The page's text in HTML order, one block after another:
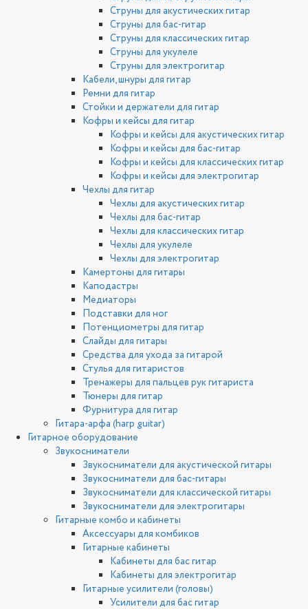
Струны для акустических гитар
Струны для бас-гитар
Струны для классических гитар
Струны для укулеле
Струны для электрогитар
Кабели, шнуры для гитар
Ремни для гитар
Стойки и держатели для гитар
Кофры и кейсы для гитар
Кофры и кейсы для акустических гитар
Кофры и кейсы для бас-гитар
Кофры и кейсы для классических гитар
Кофры и кейсы для электрогитар
Чехлы для гитар
Чехлы для акустических гитар
Чехлы для бас-гитар
Чехлы для классических гитар
Чехлы для укулеле
Чехлы для электрогитар
Камертоны для гитары
Каподастры
Медиаторы
Подставки для ног
Потенциометры для гитар
Слайды для гитары
Средства для ухода за гитарой
Стулья для гитаристов
Тренажеры для пальцев рук гитариста
Тюнеры для гитар
Фурнитура для гитар
Гитара-арфа (harp guitar)
Гитарное оборудование
Звукосниматели
Звукосниматели для акустической гитары
Звукосниматели для бас-гитары
Звукосниматели для классической гитары
Звукосниматели для электрогитары
Гитарные комбо и кабинеты
Аксессуары для комбиков
Гитарные кабинеты
Кабинеты для бас гитар
Кабинеты для электрогитар
Гитарные усилители (головы)
Усилители для бас гитар